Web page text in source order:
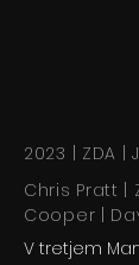
2023 | ZDA |
Chris Pratt |
Cooper |
V tretjem